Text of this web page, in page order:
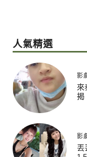
人氣精選
影
來
揭
影
丟